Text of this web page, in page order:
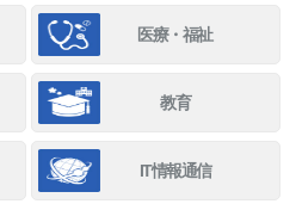
医療・福祉
教育
IT情報通信